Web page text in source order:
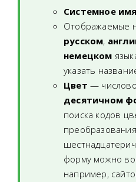
Системное имя
Отображаемые
русском,
немецком
указать
Цвет —
десятичном
поиска кодов
форму можно
например,